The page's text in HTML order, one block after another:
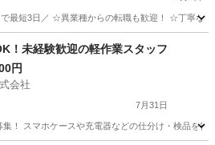
最短3日／ ☆異業種からの転職も歓迎！ ☆丁寧な
未経験
！未経験歓迎の軽作業スタッフ
円
会社
7月31日
募集！ スマホケースや充電器などの仕分け・